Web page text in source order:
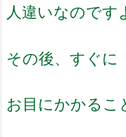
人違いなのです
その後、すぐ
お目にかかるこ